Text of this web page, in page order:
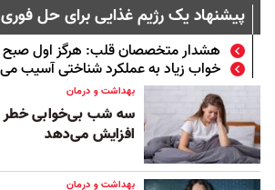
پیشنهاد یک رژیم غذایی برای حل
هشدار متخصصان قلب: هرگز اول صبح
خواب زیاد به عملکرد شناختی آسیب
بهداشت و درمان
سه شب بی‌‌خوابی خطر
افزایش می‌‌دهد
بهداشت و درمان